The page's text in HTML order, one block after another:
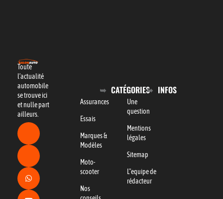
Toute
l’actualité
automobile
se trouve ici
et nulle part
ailleurs.
CATÉGORIES
Assurances
Essais
Marques &
Modèles
Moto-
scooter
Nos
INFOS
Une
question
Mentions
légales
Sitemap
L"equipe de
rédacteur